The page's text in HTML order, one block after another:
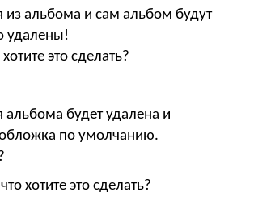
из альбома и сам альбом будут
удалены!
это сделать?
будет удалена и
обложка по умолчанию.
хотите это сделать?